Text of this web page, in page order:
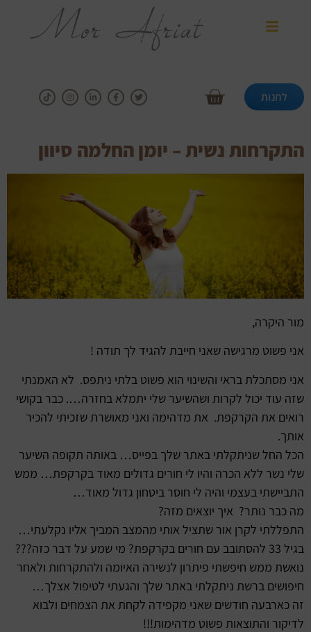
לחנות
התקרחות נשית – יומן החלמה סיוון
מור היקרה,
אני פשוט מרגישה שאני חייבת להגיד לך תודה !
אני מסתכלת בראי והשינוי הוא פשוט בלתי ניתפס. לא האמנתי
שזה עוד יכול לקרות ושהשיער שלי יתמלא בחזרה…. כבר בקושי
רואים את הקרקפת. את מדהימה ואני מאושרת שזכיתי להכיר
אותך.
הכל החל שניתקלתי באתר שלך בפייס… באותה תקופה השיער
שלי נשר ללא הכרה והיו לי חורים גדולים מאוד בקרקפת… ממש
התביישתי בעצמי והיה לי חוסר ביטחון גדול מאוד…
מה כבר נותר? איך יוצאים מזה?
התפללתי לקרן אור שתציל אותי מהמצב המביך אליו נקלעתי…
בגיל 33 להסתובב עם חורים בקרקפת? מי שמע על דבר כזה???
נואשת ממש חיפשתי פיתרון לנשירה האיומה ולהתקרחות ולאחר
חיפושים ברשת ניתקלתי באתר שלך והגעתי לטיפול אצלך…
זה כארבעה חודשים שאני מקפידה לקחת את הצמחים ולבוא
לדיקור והתוצאות פשוט מדהימות!!!